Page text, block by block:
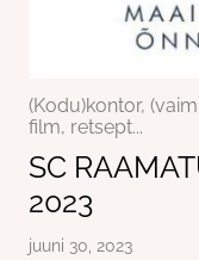
(Kodu)kontor,
film, retsept...
SC
2023
juuni 30, 2023